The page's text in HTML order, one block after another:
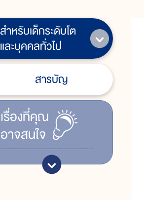
สำหรับเด็กระดับโต
และบุคคลทั่วไป
สารบัญ
เรื่ิองที่คุณ
อาจสนใจ